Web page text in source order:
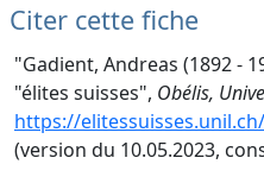
Citer cette fiche
"Gadient, Andreas (1892 -
"élites suisses", Obélis,
https://
(version du 10.05.2023,